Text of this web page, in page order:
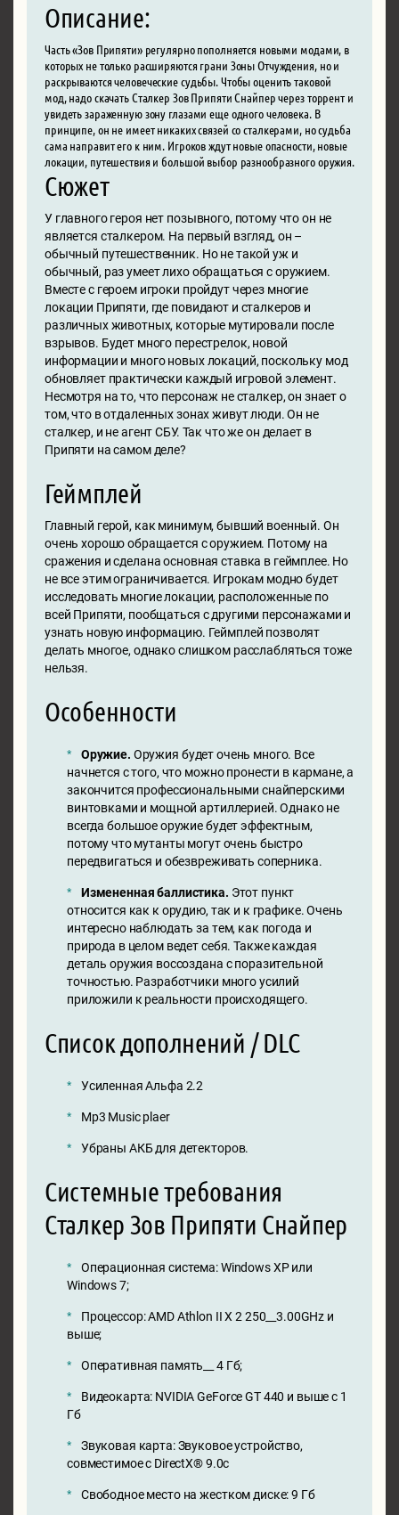
Описание:
Часть «Зов Припяти» регулярно пополняется новыми модами, в
которых не только расширяются грани Зоны Отчуждения, но и
раскрываются человеческие судьбы. Чтобы оценить таковой
мод, надо скачать Сталкер Зов Припяти Снайпер через торрент и
увидеть зараженную зону глазами еще одного человека. В
принципе, он не имеет никаких связей со сталкерами, но судьба
сама направит его к ним. Игроков ждут новые опасности, новые
локации, путешествия и большой выбор разнообразного оружия.
Сюжет
У главного героя нет позывного, потому что он не
является сталкером. На первый взгляд, он –
обычный путешественник. Но не такой уж и
обычный, раз умеет лихо обращаться с оружием.
Вместе с героем игроки пройдут через многие
локации Припяти, где повидают и сталкеров и
различных животных, которые мутировали после
взрывов. Будет много перестрелок, новой
информации и много новых локаций, поскольку мод
обновляет практически каждый игровой элемент.
Несмотря на то, что персонаж не сталкер, он знает о
том, что в отдаленных зонах живут люди. Он не
сталкер, и не агент СБУ. Так что же он делает в
Припяти на самом деле?
Геймплей
Главный герой, как минимум, бывший военный. Он
очень хорошо обращается с оружием. Потому на
сражения и сделана основная ставка в геймплее. Но
не все этим ограничивается. Игрокам модно будет
исследовать многие локации, расположенные по
всей Припяти, пообщаться с другими персонажами и
узнать новую информацию. Геймплей позволят
делать многое, однако слишком расслабляться тоже
нельзя.
Особенности
Оружие. Оружия будет очень много. Все
начнется с того, что можно пронести в кармане, а
закончится профессиональными снайперскими
винтовками и мощной артиллерией. Однако не
всегда большое оружие будет эффектным,
потому что мутанты могут очень быстро
передвигаться и обезвреживать соперника.
Измененная баллистика. Этот пункт
относится как к орудию, так и к графике. Очень
интересно наблюдать за тем, как погода и
природа в целом ведет себя. Также каждая
деталь оружия воссоздана с поразительной
точностью. Разработчики много усилий
приложили к реальности происходящего.
Список дополнений / DLC
Усиленная Альфа 2.2
Mp3 Music plaer
Убраны АКБ для детекторов.
Системные требования
Сталкер Зов Припяти Снайпер
Операционная система: Windows XP или
Windows 7;
Процессор: AMD Athlon II X 2 250__3.00GHz и
выше;
Оперативная память__ 4 Гб;
Видеокарта: NVIDIA GeForce GT 440 и выше с 1
Гб
Звуковая карта: Звуковое устройство,
совместимое с DirectX® 9.0с
Свободное место на жестком диске: 9 Гб